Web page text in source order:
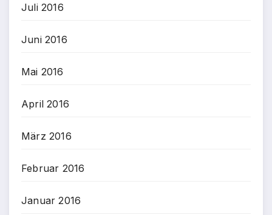
Juli 2016
Juni 2016
Mai 2016
April 2016
März 2016
Februar 2016
Januar 2016